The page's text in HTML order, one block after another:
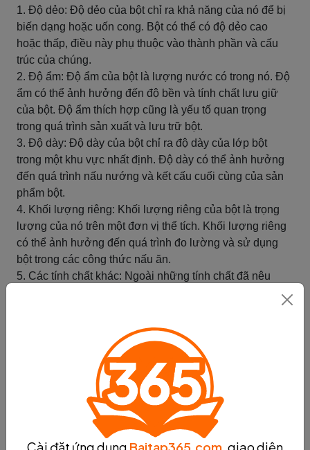
1. Độ dẻo: Độ dẻo của bột chỉ ra khả năng của nó để bị
biến dạng hoặc uốn cong. Bột có thể có độ dẻo cao
hoặc thấp, điều này phụ thuộc vào thành phần và cấu
trúc của chúng.
2. Độ ẩm: Độ ẩm của bột là lượng nước có trong nó. Độ
ẩm có thể ảnh hưởng đến độ bền và tính chất lưu giữ
của bột. Độ ẩm thích hợp cũng là yếu tố quan trọng
trong quá trình sản xuất và lưu trữ bột.
3. Độ dày: Độ dày của bột chỉ ra độ dày của lớp bột
trong một khu vực nhất định. Độ dày có thể ảnh hưởng
đến quá trình nấu nướng và kết cấu cuối cùng của sản
phẩm bột.
4. Khối lượng riêng: Khối lượng riêng của bột là trọng
lượng của nó trên một đơn vị thể tích. Khối lượng riêng
có thể ảnh hưởng đến quá trình đo lường và sử dụng
bột trong các công thức nấu ăn.
5. Các tính chất khác: Ngoài những tính chất đã nêu
đàn hồi, tính chất bột phụ, tính chất tạo bọt, v.v. Các tính
chất này cũng có thể ảnh hưởng đến quá trình sử dụng
và kết cấu của sản phẩm bột.
Những tính chất vật lý của bột rất quan trọng trong việc
sản xuất và sử dụng bột. Hiểu rõ về các tính chất này sẽ
giúp bạn lựa chọn và sử dụng bột một cách hiệu quả
trong các công thức nấu ăn và sản xuất thực phẩm.